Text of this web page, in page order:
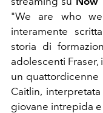
"We are who
interamente
storia di
adolescenti
un quattordicenne
Caitlin,
giovane intrepida